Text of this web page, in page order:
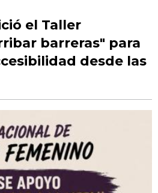
el Taller
barreras" para
desde las